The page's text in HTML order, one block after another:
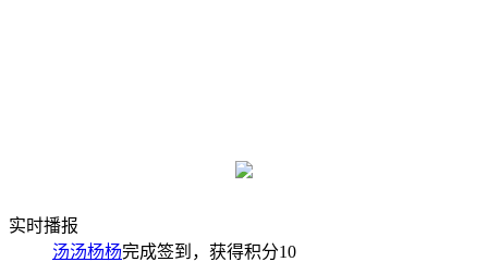
实时播报
汤汤杨杨完成签到，获得积分10